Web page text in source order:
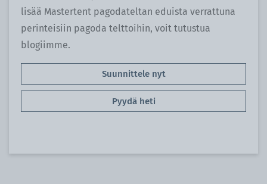
lisää Mastertent pagodateltan eduista verrattuna
perinteisiin pagoda telttoihin, voit tutustua
blogiimme.
Suunnittele nyt
Pyydä heti